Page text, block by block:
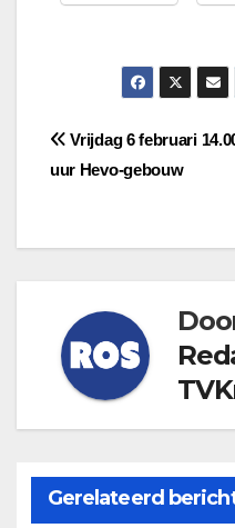
Bericht
navigatie
Vrijdag 6 februari
uur Hevo-gebouw
Gerelateerd